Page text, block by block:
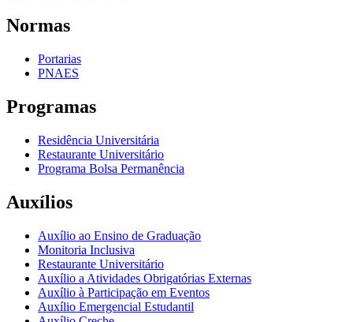
Normas
Portarias
PNAES
Programas
Residência Universitária
Restaurante Universitário
Programa Bolsa Permanência
Auxílios
Auxílio ao Ensino de Graduação
Monitoria Inclusiva
Restaurante Universitário
Auxílio a Atividades Obrigatórias Externas
Auxílio à Participação em Eventos
Auxílio Emergencial Estudantil